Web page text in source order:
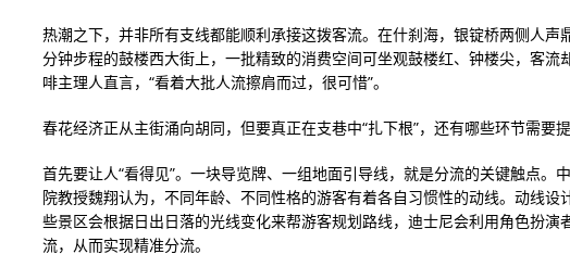
热潮之下，并非所有支线都能顺利承接这拨客流。在什刹海，银锭桥两侧人声
分钟步程的鼓楼西大街上，一批精致的消费空间可坐观鼓楼红、钟楼尖，客流
啡主理人直言，“看着大批人流擦肩而过，很可惜”。
春花经济正从主街涌向胡同，但要真正在支巷中“扎下根”，还有哪些环节需要提
首先要让人“看得见”。一块导览牌、一组地面引导线，就是分流的关键触点。
院教授魏翔认为，不同年龄、不同性格的游客有着各自习惯性的动线。动线设
些景区会根据日出日落的光线变化来帮游客规划路线，迪士尼会利用角色扮演
流，从而实现精准分流。